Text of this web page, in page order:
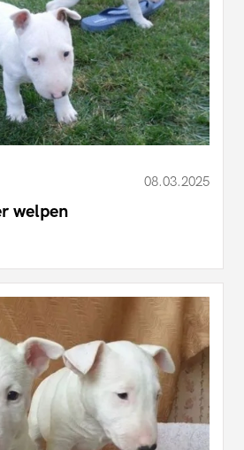
08.03.2025
welpen